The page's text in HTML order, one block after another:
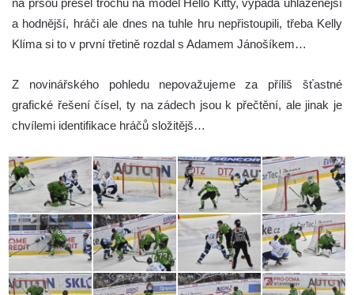
na prsou přešel trochu na model Hello Kitty, vypadá uhlazenější
a hodnější, hráči ale dnes na tuhle hru nepřistoupili, třeba Kelly
Klíma si to v první třetině rozdal s Adamem Jánošíkem…
Z novinářského pohledu nepovažujeme za příliš šťastné
grafické řešení čísel, ty na zádech jsou k přečtění, ale jinak je
chvílemi identifikace hráčů složitějš…